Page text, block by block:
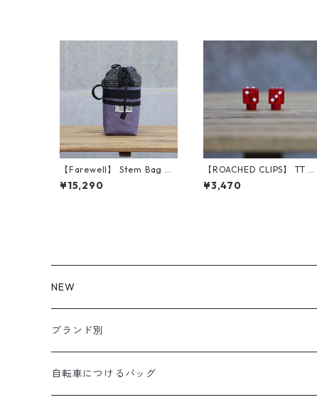
【Farewell】 Stem Bag V2
（Plum RX30）
¥15,290
【ROACHED CLIPS】 TT DI
CE (Red)
¥3,470
NEW
ブランド別
aldr works
自転車につけるバッグ